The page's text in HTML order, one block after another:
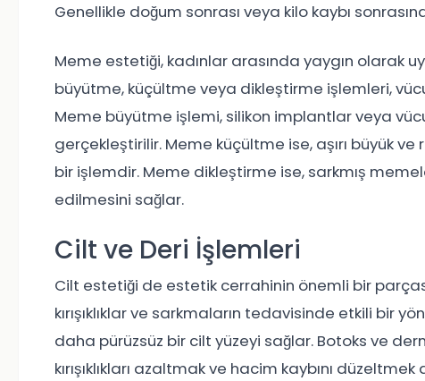
Genellikle doğum sonrası veya kilo kaybı
Meme estetiği, kadınlar arasında yaygın olarak
büyütme, küçültme veya dikleştirme işlemleri,
Meme büyütme işlemi, silikon implantlar veya
gerçekleştirilir. Meme küçültme ise, aşırı büyük
bir işlemdir. Meme dikleştirme ise, sarkmış
edilmesini sağlar.
Cilt ve Deri İşlemleri
Cilt estetiği de estetik cerrahinin önemli bir
kırışıklıklar ve sarkmaların tedavisinde etkili bir
daha pürüzsüz bir cilt yüzeyi sağlar. Botoks ve
kırışıklıkları azaltmak ve hacim kaybını